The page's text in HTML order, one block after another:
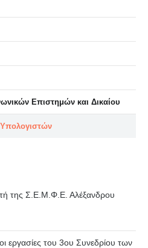
Επιστημών και Δικαίου
της Σ.Ε.Μ.Φ.Ε. Αλέξανδρου
εργασίες του 3ου Συνεδρίου των